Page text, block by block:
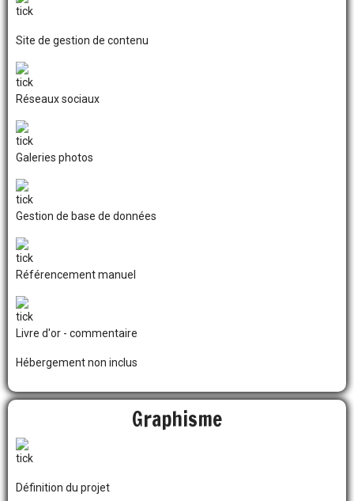
Site de gestion de contenu
Réseaux sociaux
Galeries photos
Gestion de base de données
Référencement manuel
Livre d'or - commentaire
Hébergement non inclus
Graphisme
Définition du projet